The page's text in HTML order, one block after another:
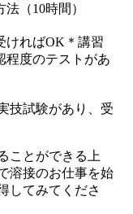
（10時間）
ければOK＊講習
程度のテストがあ
技試験があり、受
ことができる上
溶接のお仕事を始
してみてくださ